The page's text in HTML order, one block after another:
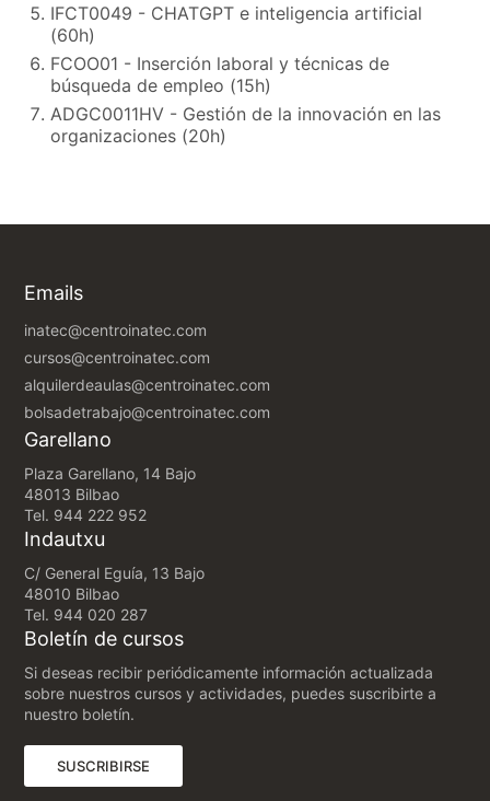
IFCT0049 - CHATGPT e inteligencia artificial
(60h)
FCOO01 - Inserción laboral y técnicas de
búsqueda de empleo (15h)
ADGC0011HV - Gestión de la innovación en las
organizaciones (20h)
Emails
inatec@centroinatec.com
cursos@centroinatec.com
alquilerdeaulas@centroinatec.com
bolsadetrabajo@centroinatec.com
Garellano
Plaza Garellano, 14 Bajo
48013 Bilbao
Tel. 944 222 952
Indautxu
C/ General Eguía, 13 Bajo
48010 Bilbao
Tel. 944 020 287
Boletín de cursos
Si deseas recibir periódicamente información actualizada
sobre nuestros cursos y actividades, puedes suscribirte a
nuestro boletín.
SUSCRIBIRSE